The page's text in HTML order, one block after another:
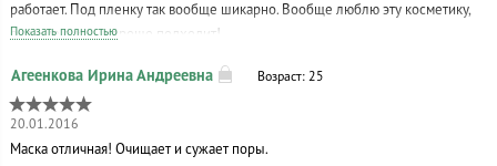
работает. Под пленку так вообще шикарно. Вообще люблю эту косметику,
она мне очень хорошо подходит!
Показать полностью
Возраст: 25
20.01.2016
Маска отличная! Очищает и сужает поры.